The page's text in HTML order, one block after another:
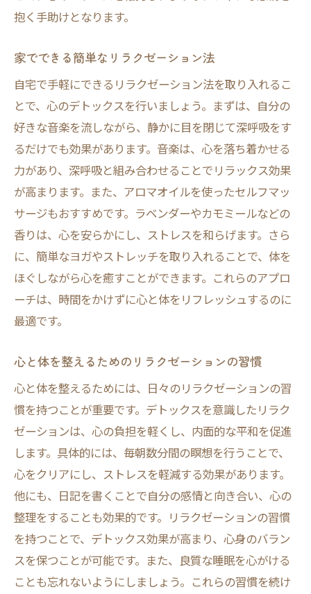
抱く手助けとなります。
家でできる簡単なリラクゼーション法
自宅で手軽にできるリラクゼーション法を取り入れるこ
とで、心のデトックスを行いましょう。まずは、自分の
好きな音楽を流しながら、静かに目を閉じて深呼吸をす
るだけでも効果があります。音楽は、心を落ち着かせる
力があり、深呼吸と組み合わせることでリラックス効果
が高まります。また、アロマオイルを使ったセルフマッ
サージもおすすめです。ラベンダーやカモミールなどの
香りは、心を安らかにし、ストレスを和らげます。さら
に、簡単なヨガやストレッチを取り入れることで、体を
ほぐしながら心を癒すことができます。これらのアプロ
ーチは、時間をかけずに心と体をリフレッシュするのに
最適です。
心と体を整えるためのリラクゼーションの習慣
心と体を整えるためには、日々のリラクゼーションの習
慣を持つことが重要です。デトックスを意識したリラク
ゼーションは、心の負担を軽くし、内面的な平和を促進
します。具体的には、毎朝数分間の瞑想を行うことで、
心をクリアにし、ストレスを軽減する効果があります。
他にも、日記を書くことで自分の感情と向き合い、心の
整理をすることも効果的です。リラクゼーションの習慣
を持つことで、デトックス効果が高まり、心身のバラン
スを保つことが可能です。また、良質な睡眠を心がける
ことも忘れないようにしましょう。これらの習慣を続け